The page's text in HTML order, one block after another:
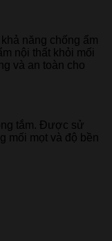
năng chống ẩm
nội thất khỏi mối
và an toàn cho
tắm. Được sử
mối mọt và độ bền